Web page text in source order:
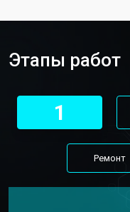
Этапы работ
1
Ремонт